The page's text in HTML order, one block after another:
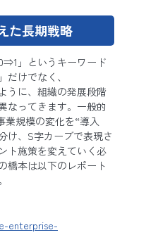
た長期戦略
」というキーワード
けでなく、
うに、組織の発展段階
なってきます。一般的
規模の変化を“導入
け、S字カーブで表現さ
ト施策を変えていく必
橋本は以下のレポート
enterprise-